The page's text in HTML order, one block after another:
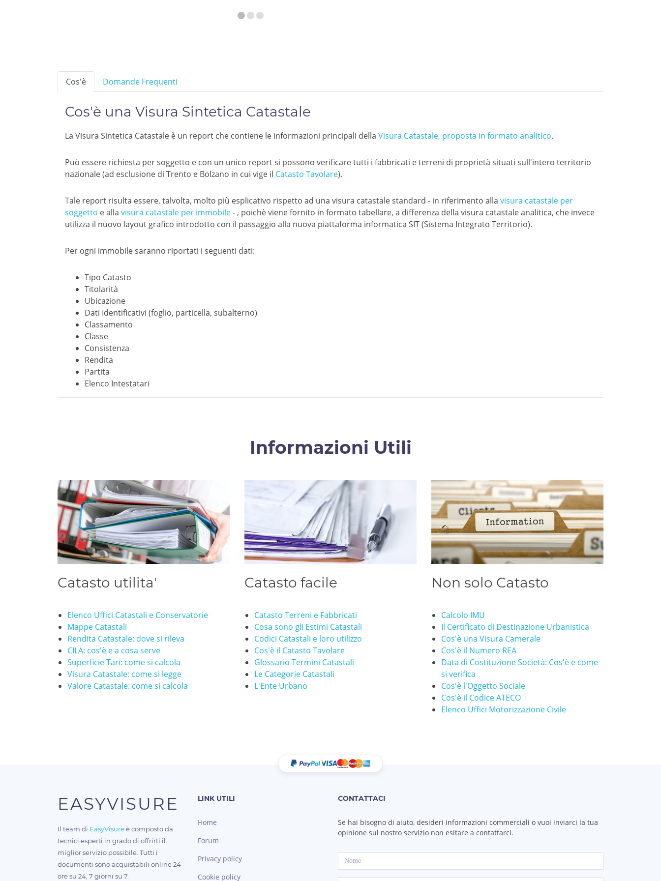
Cos'è Domande Frequenti
Cos'è una Visura Sintetica Catastale
La Visura Sintetica Catastale è un report che contiene le informazioni principali della Visura Catastale, proposta in formato analitico.
Può essere richiesta per soggetto e con un unico report si possono verificare tutti i fabbricati e terreni di proprietà situati sull'intero territorio
nazionale (ad esclusione di Trento e Bolzano in cui vige il Catasto Tavolare).
Tale report risulta essere, talvolta, molto più esplicativo rispetto ad una visura catastale standard - in riferimento alla visura catastale per
soggetto e alla visura catastale per immobile- , poichè viene fornito in formato tabellare, a differenza della visura catastale analitica, che invece
utilizza il nuovo layout grafico introdotto con il passaggio alla nuova piattaforma informatica SIT (Sistema Integrato Territorio).
Per ogni immobile saranno riportati i seguenti dati:
Tipo Catasto
Titolarità
Ubicazione
Dati Identificativi (foglio, particella, subalterno)
Classamento
Classe
Consistenza
Rendita
Partita
Elenco Intestatari
Informazioni Utili
Catasto utilita'
Elenco Uffici Catastali e Conservatorie
Mappe Catastali
Rendita Catastale: dove si rileva
CILA: cos'è e a cosa serve
Superficie Tari: come si calcola
Visura Catastale: come si legge
Valore Catastale: come si calcola
Catasto facile
Catasto Terreni e Fabbricati
Cosa sono gli Estimi Catastali
Codici Catastali e loro utilizzo
Cos'è il Catasto Tavolare
Glossario Termini Catastali
Le Categorie Catastali
L'Ente Urbano
Non solo Catasto
Calcolo IMU
Il Certificato di Destinazione Urbanistica
Cos'è una Visura Camerale
Cos'è il Numero REA
Data di Costituzione Società: Cos'è e come
si verifica
Cos'è l'Oggetto Sociale
Cos'è il Codice ATECO
Elenco Uffici Motorizzazione Civile
EASYVISURE
Il team di EasyVisureè composto da
tecnici esperti in grado di offrirti il
miglior servizio possibile. Tutti i
documenti sono acquistabili online 24
ore su 24, 7 giorni su 7.
LINK UTILI
Home
Forum
Privacy policy
Cookie policy
CONTATTACI
Se hai bisogno di aiuto, desideri informazioni commerciali o vuoi inviarci la tua
opinione sul nostro servizio non esitare a contattarci.